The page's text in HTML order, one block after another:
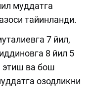
муддатга
тайинланди.
7 йил,
8 йил 5
этиш ва бош
озодликни